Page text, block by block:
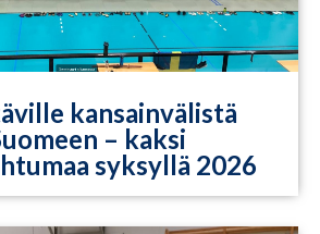
kansainvälistä
– kaksi
syksyllä 2026